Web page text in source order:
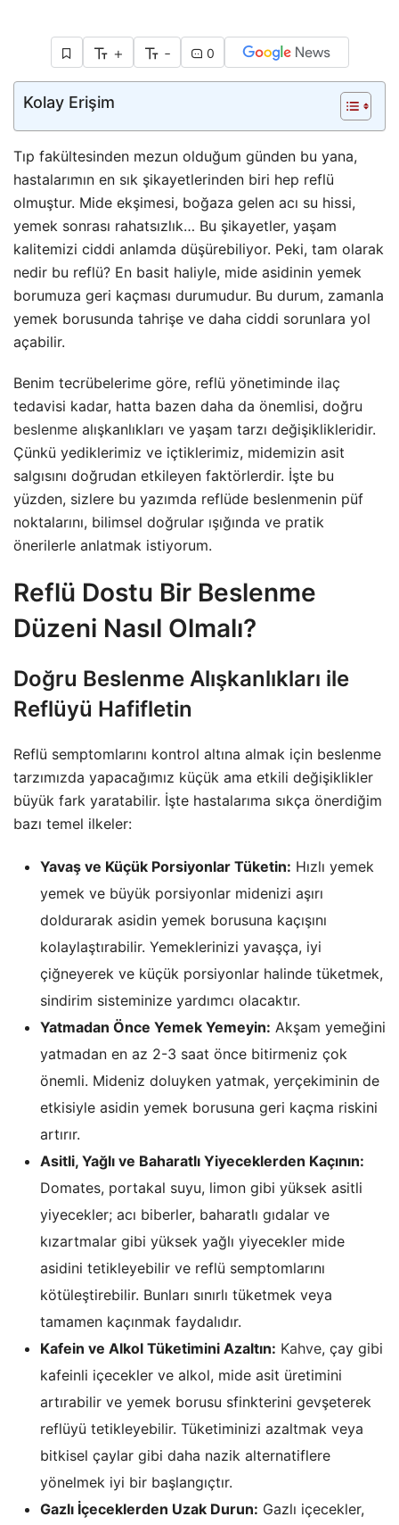
+ - 0
Kolay Erişim
Tıp fakültesinden mezun olduğum günden bu yana,
hastalarımın en sık şikayetlerinden biri hep reflü
olmuştur. Mide ekşimesi, boğaza gelen acı su hissi,
yemek sonrası rahatsızlık… Bu şikayetler, yaşam
kalitemizi ciddi anlamda düşürebiliyor. Peki, tam olarak
nedir bu reflü? En basit haliyle, mide asidinin yemek
borumuza geri kaçması durumudur. Bu durum, zamanla
yemek borusunda tahrişe ve daha ciddi sorunlara yol
açabilir.
Benim tecrübelerime göre, reflü yönetiminde ilaç
tedavisi kadar, hatta bazen daha da önemlisi, doğru
beslenme alışkanlıkları ve yaşam tarzı değişiklikleridir.
Çünkü yediklerimiz ve içtiklerimiz, midemizin asit
salgısını doğrudan etkileyen faktörlerdir. İşte bu
yüzden, sizlere bu yazımda reflüde beslenmenin püf
noktalarını, bilimsel doğrular ışığında ve pratik
önerilerle anlatmak istiyorum.
Reflü Dostu Bir Beslenme
Düzeni Nasıl Olmalı?
Doğru Beslenme Alışkanlıkları ile
Reflüyü Hafifletin
Reflü semptomlarını kontrol altına almak için beslenme
tarzımızda yapacağımız küçük ama etkili değişiklikler
büyük fark yaratabilir. İşte hastalarıma sıkça önerdiğim
bazı temel ilkeler:
Yavaş ve Küçük Porsiyonlar Tüketin: Hızlı yemek
yemek ve büyük porsiyonlar midenizi aşırı
doldurarak asidin yemek borusuna kaçışını
kolaylaştırabilir. Yemeklerinizi yavaşça, iyi
çiğneyerek ve küçük porsiyonlar halinde tüketmek,
sindirim sisteminize yardımcı olacaktır.
Yatmadan Önce Yemek Yemeyin: Akşam yemeğini
yatmadan en az 2-3 saat önce bitirmeniz çok
önemli. Mideniz doluyken yatmak, yerçekiminin de
etkisiyle asidin yemek borusuna geri kaçma riskini
artırır.
Asitli, Yağlı ve Baharatlı Yiyeceklerden Kaçının:
Domates, portakal suyu, limon gibi yüksek asitli
yiyecekler; acı biberler, baharatlı gıdalar ve
kızartmalar gibi yüksek yağlı yiyecekler mide
asidini tetikleyebilir ve reflü semptomlarını
kötüleştirebilir. Bunları sınırlı tüketmek veya
tamamen kaçınmak faydalıdır.
Kafein ve Alkol Tüketimini Azaltın: Kahve, çay gibi
kafeinli içecekler ve alkol, mide asit üretimini
artırabilir ve yemek borusu sfinkterini gevşeterek
reflüyü tetikleyebilir. Tüketiminizi azaltmak veya
bitkisel çaylar gibi daha nazik alternatiflere
yönelmek iyi bir başlangıçtır.
Gazlı İçeceklerden Uzak Durun: Gazlı içecekler,